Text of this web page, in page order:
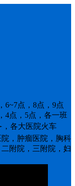
6~7点，8点，9点
4点，5点，各一班
各大医院火车
，肿瘤医院，胸科
附院，三附院，妇